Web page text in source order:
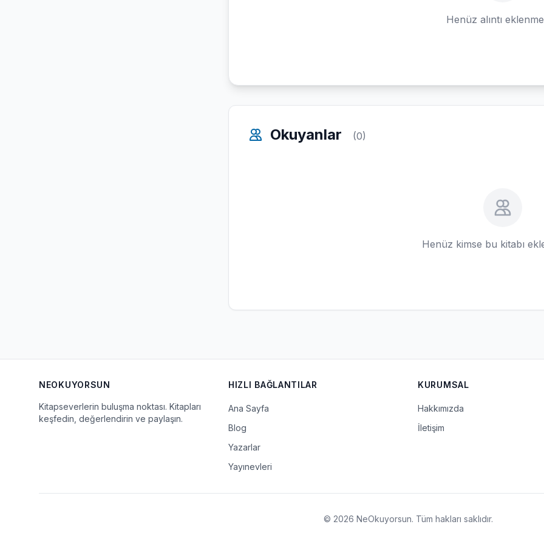
Henüz alıntı
Okuyanlar (0)
Henüz kimse bu kitabı
NEOKUYORSUN
Kitapseverlerin buluşma noktası. Kitapları
keşfedin, değerlendirin ve paylaşın.
HIZLI BAĞLANTILAR
Ana Sayfa
Blog
Yazarlar
Yayınevleri
KURUMSAL
Hakkımızda
İletişim
© 2026 NeOkuyorsun. Tüm hakları saklıdır.